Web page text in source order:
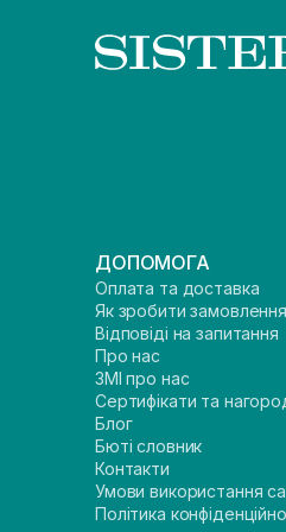
ДОПОМОГА
Оплата та доставка
Як зробити замовлення
Відповіді на запитання
Про нас
ЗМІ про нас
Сертифікати та
Блог
Бюті словник
Контакти
Умови використання
Політика